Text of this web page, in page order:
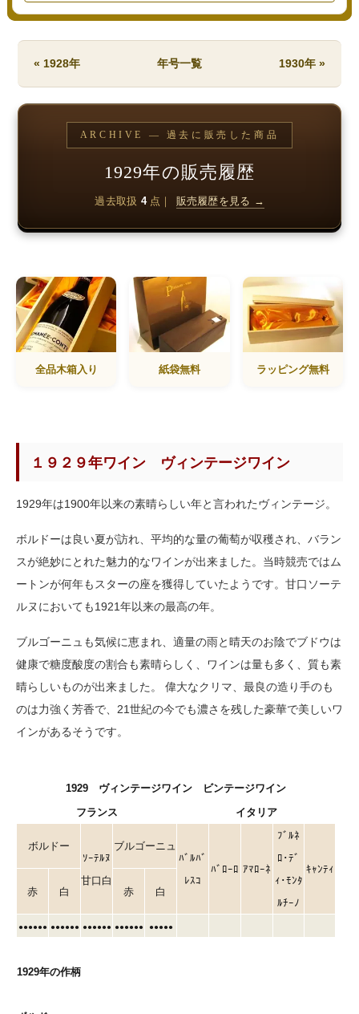
« 1928年 年号一覧 1930年 »
ARCHIVE — 過去に販売した商品
1929年の販売履歴
過去取扱 4点｜ 販売履歴を見る →
全品木箱入り 紙袋無料 ラッピング無料
１９２９年ワイン ヴィンテージワイン
1929年は1900年以来の素晴らしい年と言われたヴィンテージ。
ボルドーは良い夏が訪れ、平均的な量の葡萄が収穫され、バラン
スが絶妙にとれた魅力的なワインが出来ました。当時競売ではム
ートンが何年もスターの座を獲得していたようです。甘口ソーテ
ルヌにおいても1921年以来の最高の年。
ブルゴーニュも気候に恵まれ、適量の雨と晴天のお陰でブドウは
健康で糖度酸度の割合も素晴らしく、ワインは量も多く、質も素
晴らしいものが出来ました。 偉大なクリマ、最良の造り手のも
のは力強く芳香で、21世紀の今でも濃さを残した豪華で美しいワ
インがあるそうです。
1929 ヴィンテージワイン ビンテージワイン
フランス
イタリア
ボルドー
ｿｰﾃﾙﾇ
甘口白
ブルゴーニュ
ﾊﾞﾙﾊﾞ
ﾚｽｺ
ﾊﾞﾛｰﾛ ｱﾏﾛｰﾈ
ﾌﾞﾙﾈ
ﾛ･ﾃﾞ
ｨ･ﾓﾝﾀ
ﾙﾁｰﾉ
ｷｬﾝﾃｨ
赤
白 赤 白
●●●●●● ●●●●●● ●●●●●● ●●●●●● ●●●●●
1929年の作柄